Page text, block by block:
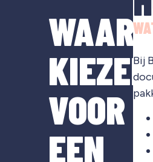
KIEZEN
VOOR
EEN
Bij